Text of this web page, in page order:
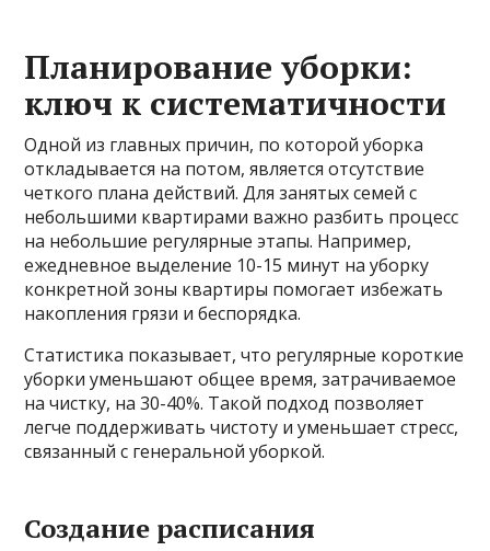
Планирование уборки:
ключ к систематичности
Одной из главных причин, по которой уборка
откладывается на потом, является отсутствие
четкого плана действий. Для занятых семей с
небольшими квартирами важно разбить процесс
на небольшие регулярные этапы. Например,
ежедневное выделение 10-15 минут на уборку
конкретной зоны квартиры помогает избежать
накопления грязи и беспорядка.
Статистика показывает, что регулярные короткие
уборки уменьшают общее время, затрачиваемое
на чистку, на 30-40%. Такой подход позволяет
легче поддерживать чистоту и уменьшает стресс,
связанный с генеральной уборкой.
Создание расписания